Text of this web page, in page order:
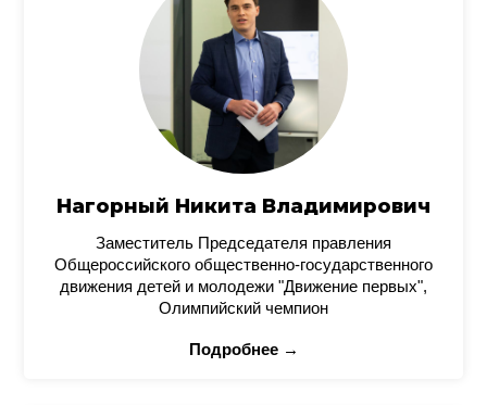
Нагорный Никита Владимирович
Заместитель Председателя правления
Общероссийского общественно-государственного
движения детей и молодежи "Движение первых",
Олимпийский чемпион
Подробнее →